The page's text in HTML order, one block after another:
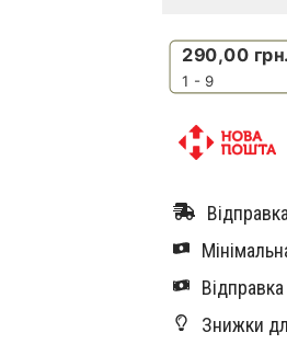
290,00 грн.
1 - 9
Знижки